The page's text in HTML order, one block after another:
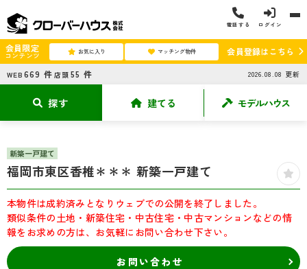
電話する ログイン
会員限定
コンテンツ お気に入り マッチング物件 会員登録はこちら
WEB 669 件 店頭 55 件 2026.08.08 更新
探す 建てる モデルハウス
新築一戸建て
福岡市東区香椎＊＊＊ 新築一戸建て
本物件は成約済みとなりウェブでの公開を終了しました。
類似条件の土地・新築住宅・中古住宅・中古マンションなどの情
報をお求めの方は、お気軽にお問い合わせ下さい。
お問い合わせ